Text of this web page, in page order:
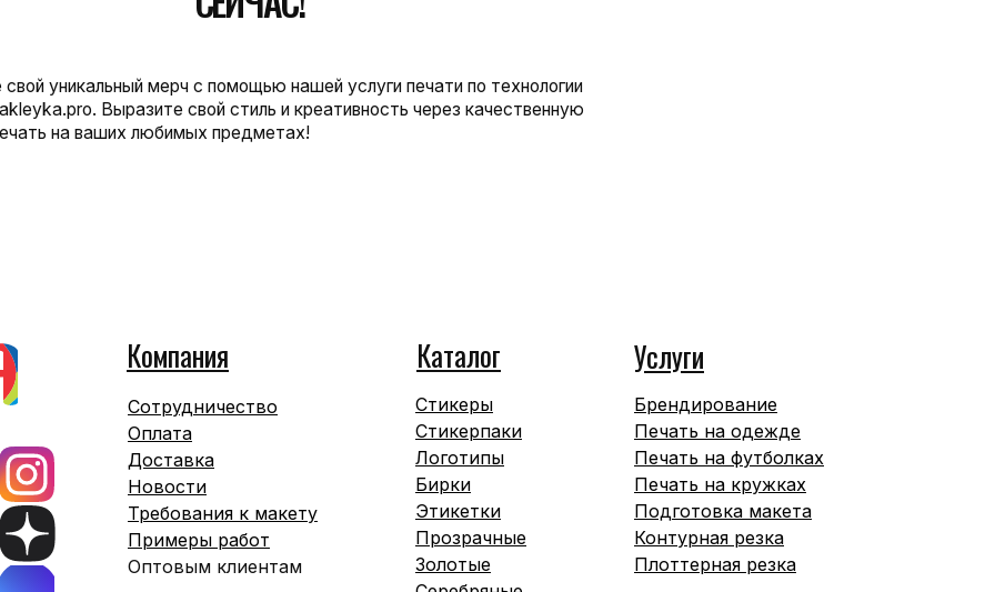
Услуги
Брендирование
Печать на одежде
Печать на футболках
Печать на кружках
Подготовка макета
Контурная резка
Плоттерная резка
Каталог
Стикеры
Стикерпаки
Логотипы
Бирки
Этикетки
Прозрачные
Золотые
Компания
Сотрудничество
Оплата
Доставка
Новости
Требования к макету
Примеры работ
Оптовым клиентам